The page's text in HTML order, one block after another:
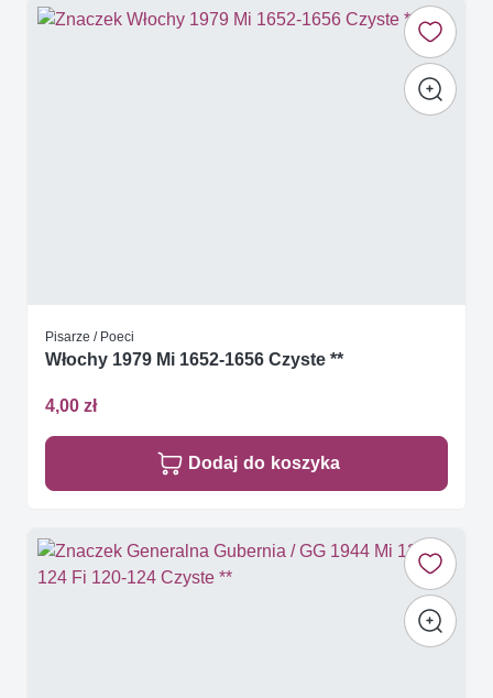
Pisarze / Poeci
Włochy 1979 Mi 1652-1656 Czyste **
4,00 zł
Dodaj do koszyka